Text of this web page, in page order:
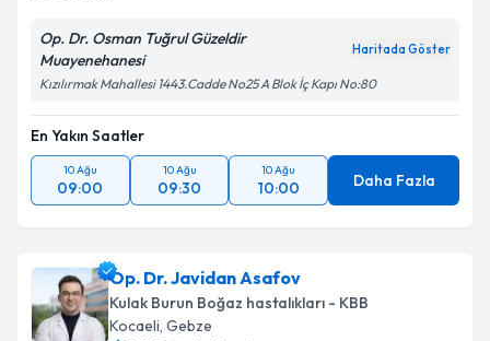
Op. Dr. Osman Tuğrul Güzeldir
Muayenehanesi
Haritada Göster
Kızılırmak Mahallesi 1443.Cadde No25 A Blok İç Kapı No:80
En Yakın Saatler
10 Ağu
09:00
10 Ağu
09:30
10 Ağu
10:00 Daha Fazla
Op. Dr. Javidan Asafov
Kulak Burun Boğaz hastalıkları - KBB
Kocaeli, Gebze